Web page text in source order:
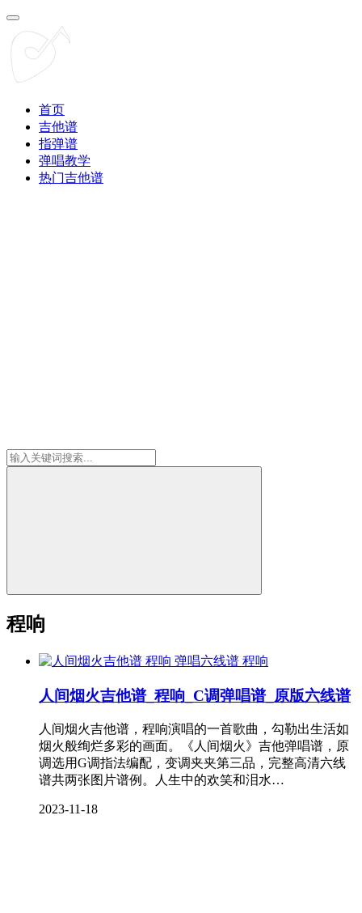
首页
吉他谱
指弹谱
弹唱教学
热门吉他谱
程响
程响
人间烟火吉他谱_程响_C调弹唱谱_原版六线谱
人间烟火吉他谱，程响演唱的一首歌曲，勾勒出生活如
烟火般绚烂多彩的画面。《人间烟火》吉他弹唱谱，原
调选用G调指法编配，变调夹夹第三品，完整高清六线
谱共两张图片谱例。人生中的欢笑和泪水…
2023-11-18